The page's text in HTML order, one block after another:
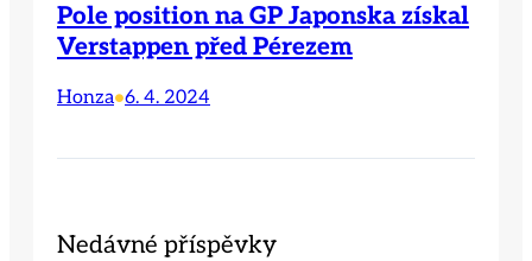
Pole position na GP Japonska získal
Verstappen před Pérezem
Honza•6. 4. 2024
Nedávné příspěvky